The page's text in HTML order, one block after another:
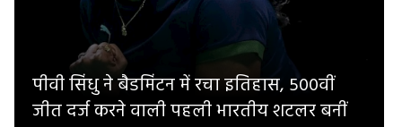
पीवी सिंधु ने बैडमिंटन में रचा इतिहास, 500वीं
जीत दर्ज करने वाली पहली भारतीय शटलर बनीं